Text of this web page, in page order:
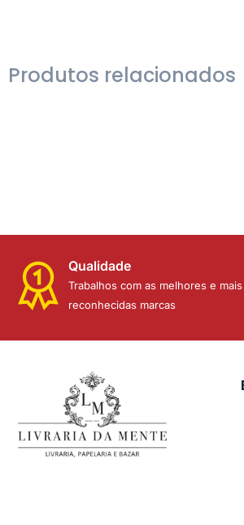
Produtos relacionados
Qualidade
Trabalhos com as melhores e mais
reconhecidas marcas